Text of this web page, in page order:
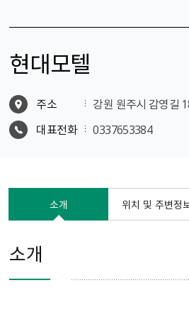
현대모텔
주소
강원 원주시 감영길
대표전화
0337653384
소개 위치 및 주변정
소개